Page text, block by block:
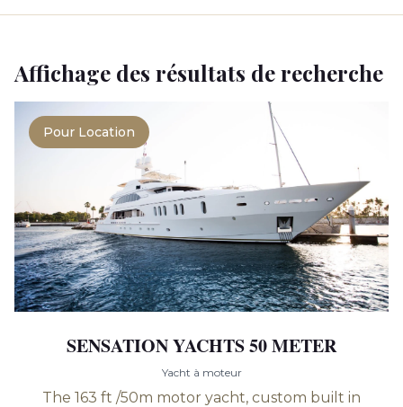
Affichage des résultats de recherche
Pour Location
SENSATION YACHTS 50 METER
Yacht à moteur
The 163 ft /50m motor yacht, custom built in